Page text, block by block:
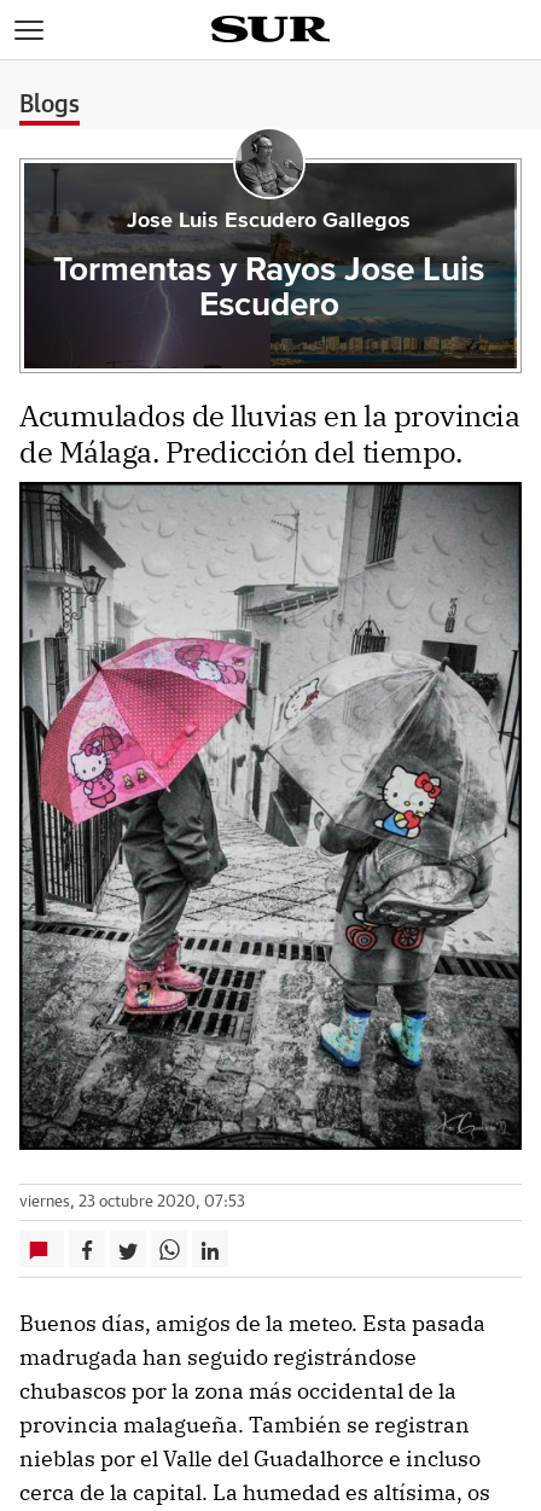
Blogs
Jose Luis Escudero Gallegos
Tormentas y Rayos Jose Luis
Escudero
Acumulados de lluvias en la provincia
de Málaga. Predicción del tiempo.
viernes, 23 octubre 2020, 07:53
Buenos días, amigos de la meteo. Esta pasada
madrugada han seguido registrándose
chubascos por la zona más occidental de la
provincia malagueña. También se registran
nieblas por el Valle del Guadalhorce e incluso
cerca de la capital. La humedad es altísima, os